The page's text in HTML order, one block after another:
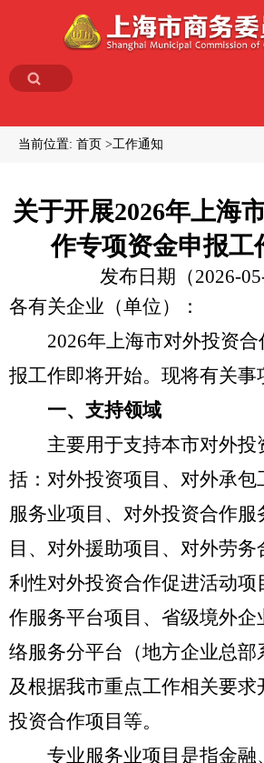
当前位置: 首页 工作通知
关于开展2026年上海
作专项资金申报工
发布日期（2026-05-
各有关企业（单位）：
2026年上海市对外投资合
报工作即将开始。现将有关事
一、支持领域
主要用于支持本市对外投
括：对外投资项目、对外承包
服务业项目、对外投资合作服
目、对外援助项目、对外劳
利性对外投资合作促进活动项
作服务平台项目、省级境外企
络服务分平台（地方企业总部
及根据我市重点工作相关要求
投资合作项目等。
专业服务业项目是指金融